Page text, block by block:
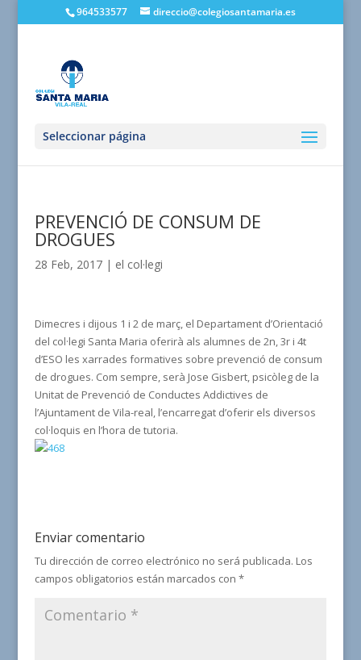
964533577 direccio@colegiosantamaria.es
Seleccionar página
PREVENCIÓ DE CONSUM DE
DROGUES
28 Feb, 2017| el col·legi
Dimecres i dijous 1 i 2 de març, el Departament d’Orientació
del col·legi Santa Maria oferirà als alumnes de 2n, 3r i 4t
d’ESO les xarrades formatives sobre prevenció de consum
de drogues. Com sempre, serà Jose Gisbert, psicòleg de la
Unitat de Prevenció de Conductes Addictives de
l’Ajuntament de Vila-real, l’encarregat d’oferir els diversos
col·loquis en l’hora de tutoria.
Enviar comentario
Tu dirección de correo electrónico no será publicada. Los
campos obligatorios están marcados con *